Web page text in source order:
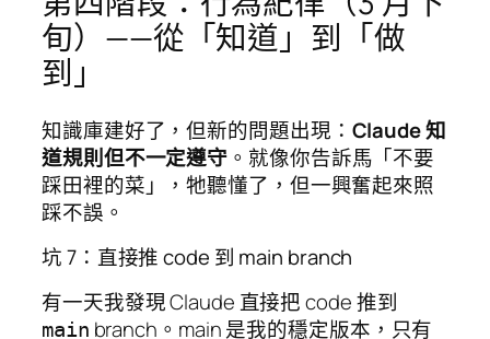
旬）——從「知道」到「做
到」
知識庫建好了，但新的問題出現： Claude 知
道規則但不一定遵守 。就像你告訴馬「不要
踩田裡的菜」，牠聽懂了，但一興奮起來照
踩不誤。
坑 7：直接推 code 到 main branch
有一天我發現 Claude 直接把 code 推到
main branch。main 是我的穩定版本，只有